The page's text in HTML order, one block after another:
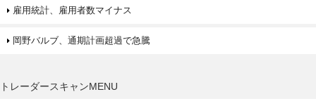
雇用統計、雇用者数マイナス
岡野バルブ、通期計画超過で急騰
トレーダースキャンMENU